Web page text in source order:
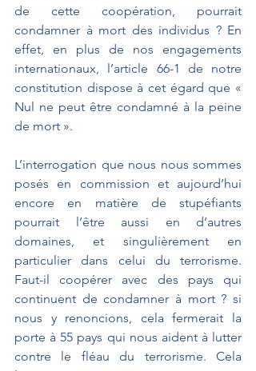
de cette coopération, pourrait
condamner à mort des individus ? En
effet, en plus de nos engagements
internationaux, l’article 66-1 de notre
constitution dispose à cet égard que «
Nul ne peut être condamné à la peine
de mort ».
L’interrogation que nous nous sommes
posés en commission et aujourd’hui
encore en matière de stupéfiants
pourrait l’être aussi en d’autres
domaines, et singulièrement en
particulier dans celui du terrorisme.
Faut-il coopérer avec des pays qui
continuent de condamner à mort ? si
nous y renoncions, cela fermerait la
porte à 55 pays qui nous aident à lutter
contre le fléau du terrorisme. Cela